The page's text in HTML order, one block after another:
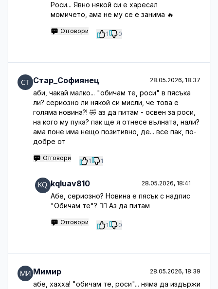
Роси... Явно някой си е харесал
момичето, ама не му се е занима 🔥
Отговори 1 0
Стар_Софиянец 28.05.2026, 18:37
аби, чакай малко... "обичам те, роси" в пясъка
ли? сериозно ли някой си мисли, че това е
голяма новина?! 🤣 аз да питам - освен за роси,
на кого му пука? пак ще я отнесе вълната, нали?
ама поне има нещо позитивно, де... все пак, по-
добре от
Отговори 1 1
kqluav810 28.05.2026, 18:41
Абе, сериозно? Новина е пясък с надпис
"Обичам те"? 🤦‍♀️ Аз да питам
Отговори 1 0
Мимир 28.05.2026, 18:39
абе, хахха! "обичам те, роси"... няма да издържи